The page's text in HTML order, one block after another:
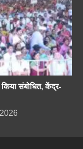
संबोधित, केंद्र-